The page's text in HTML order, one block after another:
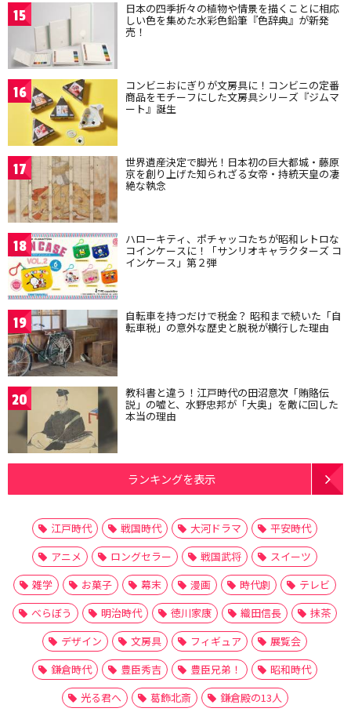
15 日本の四季折々の植物や情景を描くことに相応
しい色を集めた水彩色鉛筆『色辞典』が新発
売！
16 コンビニおにぎりが文房具に！コンビニの定番
商品をモチーフにした文房具シリーズ『ジムマ
ート』誕生
17 世界遺産決定で脚光！日本初の巨大都城・藤原
京を創り上げた知られざる女帝・持統天皇の凄
絶な執念
18 ハローキティ、ポチャッコたちが昭和レトロな
コインケースに！「サンリオキャラクターズ コ
インケース」第２弾
19 自転車を持つだけで税金？ 昭和まで続いた「自
転車税」の意外な歴史と脱税が横行した理由
20 教科書と違う！江戸時代の田沼意次「賄賂伝
説」の嘘と、水野忠邦が「大奥」を敵に回した
本当の理由
ランキングを表示
江戸時代 戦国時代 大河ドラマ
平安時代
アニメ
ロングセラー 戦国武将
スイーツ
雑学
お菓子 幕末 漫画 時代劇
テレビ
べらぼう
明治時代 徳川家康 織田信長
抹茶
デザイン
文房具 フィギュア
展覧会
鎌倉時代
豊臣秀吉 豊臣兄弟！
昭和時代
光る君へ
葛飾北斎 鎌倉殿の13人